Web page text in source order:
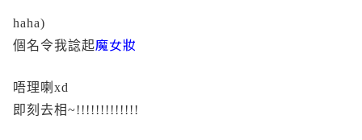
haha)
個名令我諗起魔女妝
唔理喇xd
即刻去相~!!!!!!!!!!!!!